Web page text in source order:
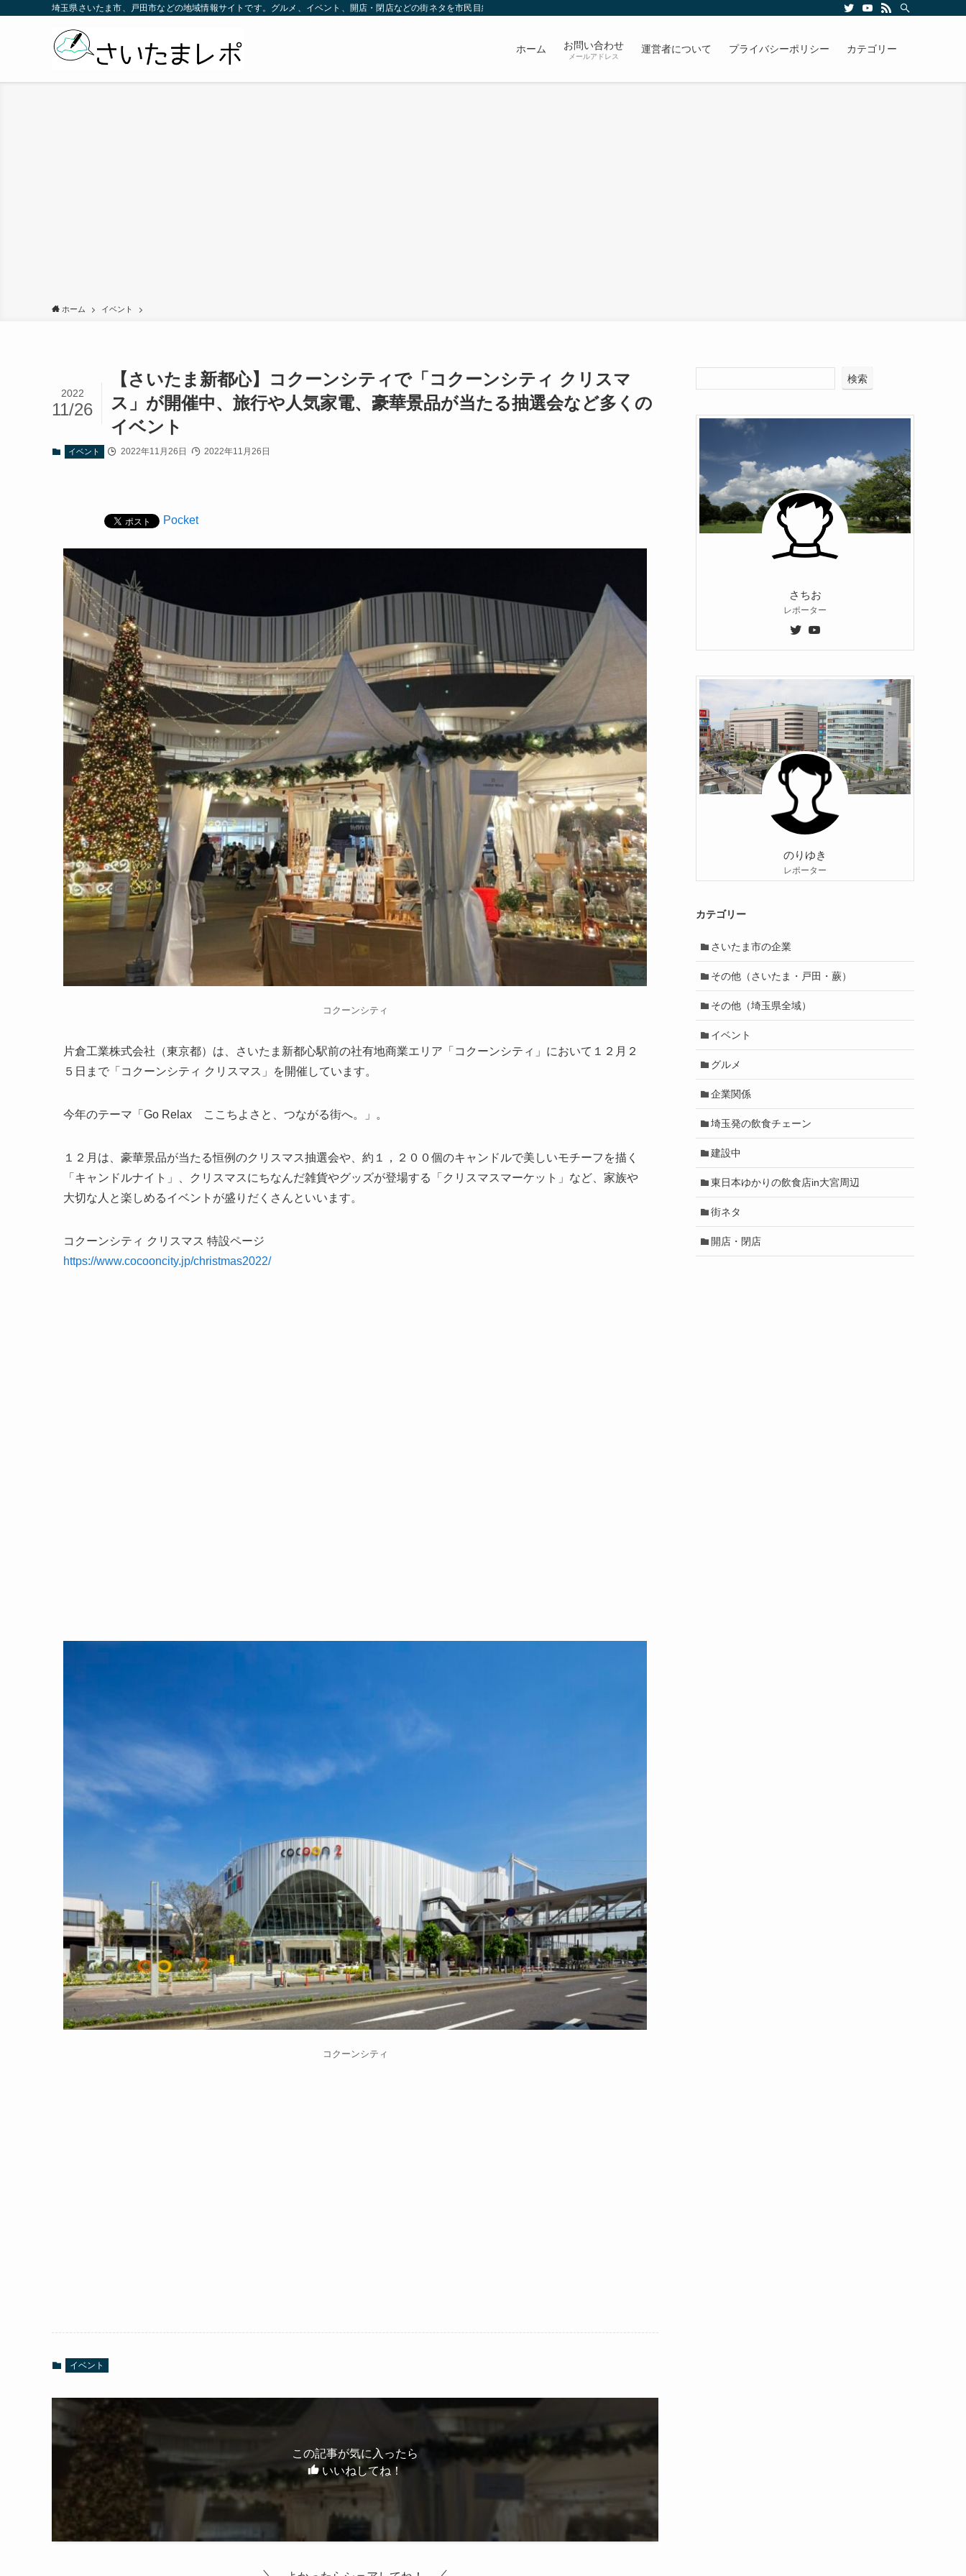
埼玉県さいたま市、戸田市などの地域情報サイトです。グルメ、イベント、開店・閉店などの街ネタを市民目線で発信していきます。
ホーム お問い合わせ
メールアドレス
運営者について プライバシーポリシー カテゴリー
ホーム イベント
【さいたま新都心】コクーンシティで「コクーンシティ クリスマ
ス」が開催中、旅行や人気家電、豪華景品が当たる抽選会など多くの
イベント
2022
11/26
イベント 2022年11月26日 2022年11月26日
Pocket
コクーンシティ
片倉工業株式会社（東京都）は、さいたま新都心駅前の社有地商業エリア「コクーンシティ」において１２月２
５日まで「コクーンシティ クリスマス」を開催しています。
今年のテーマ「Go Relax ここちよさと、つながる街へ。」。
１２月は、豪華景品が当たる恒例のクリスマス抽選会や、約１，２００個のキャンドルで美しいモチーフを描く
「キャンドルナイト」、クリスマスにちなんだ雑貨やグッズが登場する「クリスマスマーケット」など、家族や
大切な人と楽しめるイベントが盛りだくさんといいます。
コクーンシティ クリスマス 特設ページ
https://www.cocooncity.jp/christmas2022/
コクーンシティ
イベント
この記事が気に入ったら
いいねしてね！
検索
さちお
レポーター
のりゆき
レポーター
カテゴリー
さいたま市の企業
その他（さいたま・戸田・蕨）
その他（埼玉県全域）
イベント
グルメ
企業関係
埼玉発の飲食チェーン
建設中
東日本ゆかりの飲食店in大宮周辺
街ネタ
開店・閉店